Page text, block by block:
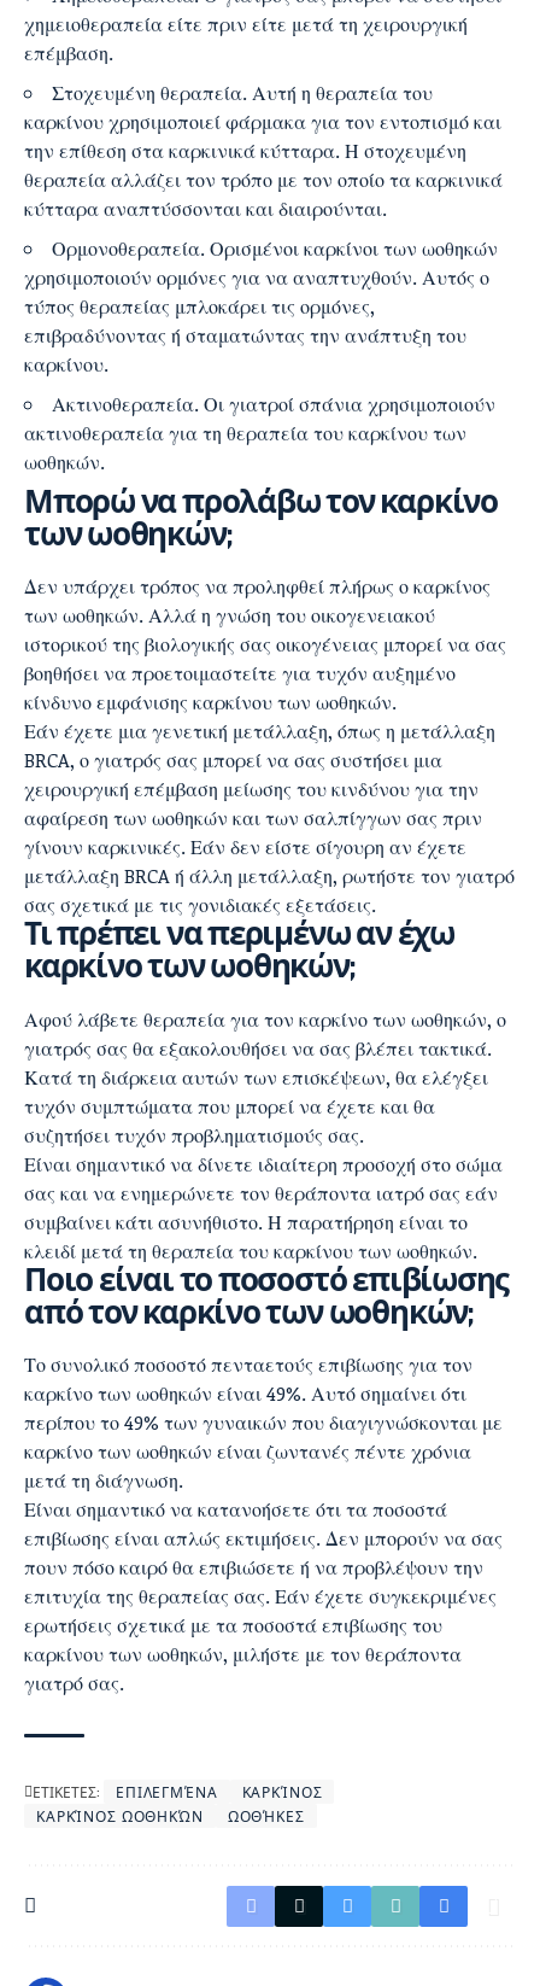
χημειοθεραπεία είτε πριν είτε μετά τη χειρουργική
επέμβαση.
Στοχευμένη θεραπεία. Αυτή η θεραπεία του
καρκίνου χρησιμοποιεί φάρμακα για τον εντοπισμό και
την επίθεση στα καρκινικά κύτταρα. Η στοχευμένη
θεραπεία αλλάζει τον τρόπο με τον οποίο τα καρκινικά
κύτταρα αναπτύσσονται και διαιρούνται.
Ορμονοθεραπεία. Ορισμένοι καρκίνοι των ωοθηκών
χρησιμοποιούν ορμόνες για να αναπτυχθούν. Αυτός ο
τύπος θεραπείας μπλοκάρει τις ορμόνες,
επιβραδύνοντας ή σταματώντας την ανάπτυξη του
καρκίνου.
Ακτινοθεραπεία. Οι γιατροί σπάνια χρησιμοποιούν
ακτινοθεραπεία για τη θεραπεία του καρκίνου των
ωοθηκών.
Μπορώ να προλάβω τον καρκίνο
των ωοθηκών;
Δεν υπάρχει τρόπος να προληφθεί πλήρως ο καρκίνος
των ωοθηκών. Αλλά η γνώση του οικογενειακού
ιστορικού της βιολογικής σας οικογένειας μπορεί να σας
βοηθήσει να προετοιμαστείτε για τυχόν αυξημένο
κίνδυνο εμφάνισης καρκίνου των ωοθηκών.
Εάν έχετε μια γενετική μετάλλαξη, όπως η μετάλλαξη
BRCA, ο γιατρός σας μπορεί να σας συστήσει μια
χειρουργική επέμβαση μείωσης του κινδύνου για την
αφαίρεση των ωοθηκών και των σαλπίγγων σας πριν
γίνουν καρκινικές. Εάν δεν είστε σίγουρη αν έχετε
μετάλλαξη BRCA ή άλλη μετάλλαξη, ρωτήστε τον γιατρό
σας σχετικά με τις γονιδιακές εξετάσεις.
Τι πρέπει να περιμένω αν έχω
καρκίνο των ωοθηκών;
Αφού λάβετε θεραπεία για τον καρκίνο των ωοθηκών, ο
γιατρός σας θα εξακολουθήσει να σας βλέπει τακτικά.
Κατά τη διάρκεια αυτών των επισκέψεων, θα ελέγξει
τυχόν συμπτώματα που μπορεί να έχετε και θα
συζητήσει τυχόν προβληματισμούς σας.
Είναι σημαντικό να δίνετε ιδιαίτερη προσοχή στο σώμα
σας και να ενημερώνετε τον θεράποντα ιατρό σας εάν
συμβαίνει κάτι ασυνήθιστο. Η παρατήρηση είναι το
κλειδί μετά τη θεραπεία του καρκίνου των ωοθηκών.
Ποιο είναι το ποσοστό επιβίωσης
από τον καρκίνο των ωοθηκών;
Το συνολικό ποσοστό πενταετούς επιβίωσης για τον
καρκίνο των ωοθηκών είναι 49%. Αυτό σημαίνει ότι
περίπου το 49% των γυναικών που διαγιγνώσκονται με
καρκίνο των ωοθηκών είναι ζωντανές πέντε χρόνια
μετά τη διάγνωση.
Είναι σημαντικό να κατανοήσετε ότι τα ποσοστά
επιβίωσης είναι απλώς εκτιμήσεις. Δεν μπορούν να σας
πουν πόσο καιρό θα επιβιώσετε ή να προβλέψουν την
επιτυχία της θεραπείας σας. Εάν έχετε συγκεκριμένες
ερωτήσεις σχετικά με τα ποσοστά επιβίωσης του
καρκίνου των ωοθηκών, μιλήστε με τον θεράποντα
γιατρό σας.
ΕΤΙΚΕΤΕΣ: ΕΠΙΛΕΓΜΈΝΑ
ΚΑΡΚΊΝΟΣ
ΚΑΡΚΊΝΟΣ ΩΟΘΗΚΏΝ
ΩΟΘΉΚΕΣ